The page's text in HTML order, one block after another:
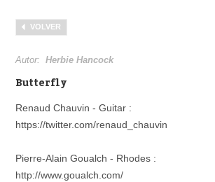
Menu
Biblioteca
Área personal
VOLVER
Autor:Herbie Hancock
Butterfly
Renaud Chauvin - Guitar :
https://twitter.com/renaud_chauvin
Pierre-Alain Goualch - Rhodes :
http://www.goualch.com/